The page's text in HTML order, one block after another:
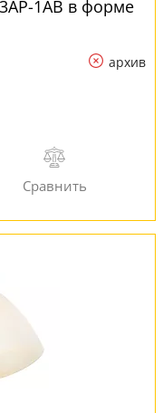
1AB в форме
архив